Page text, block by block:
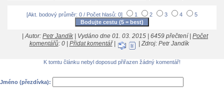
[Akt. bodový průměr: 0 / Počet hlasů: 0] 1 2 3 4 5
| Autor: Petr Jandík | Vydáno dne 01. 03. 2015 | 6459 přečtení | Počet
komentářů: 0 | Přidat komentář| | Zdroj: Petr Jandík
K tomtu článku nebyl doposud přiřazen žádný komentář!
Jméno (přezdívka):